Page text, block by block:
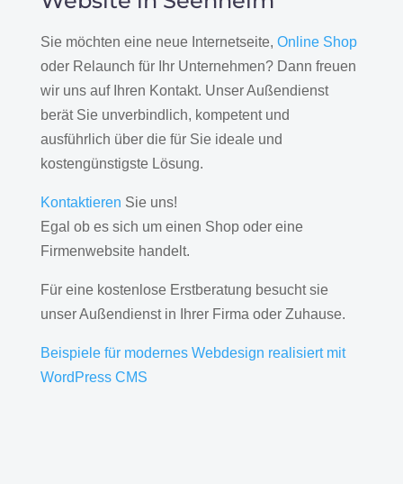
Sie möchten eine neue Internetseite, Online Shop
oder Relaunch für Ihr Unternehmen? Dann freuen
wir uns auf Ihren Kontakt. Unser Außendienst
berät Sie unverbindlich, kompetent und
ausführlich über die für Sie ideale und
kostengünstigste Lösung.
Kontaktieren Sie uns!
Egal ob es sich um einen Shop oder eine
Firmenwebsite handelt.
Für eine kostenlose Erstberatung besucht sie
unser Außendienst in Ihrer Firma oder Zuhause.
Beispiele für modernes Webdesign realisiert mit
WordPress CMS